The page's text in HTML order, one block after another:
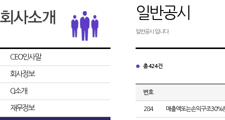
CEO인사말
회사정보
CI소개
재무정보
일반공시
일반공시 입니다.
총 424건
번호
284 매출액또는손익구조